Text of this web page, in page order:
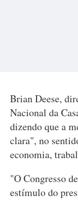
Brian Deese,
Nacional da
dizendo que a
clara", no
economia,
"O Congresso
estímulo do